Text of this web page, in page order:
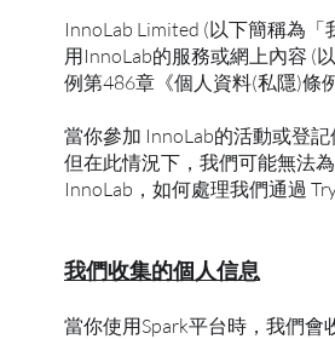
InnoLab Limited (以下簡稱為
用InnoLab的服務或網上內容 (
例第486章《個人資料(私隱)條
當你參加 InnoLab的活動或登
但在此情況下，我們可能無法
InnoLab，如何處理我們通過
我們收集的個人信息
當你使用Spark平台時，我們會